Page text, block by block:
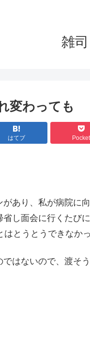
雑
変わっても
はてブ Pocket
あり、私が病院に
し面会に行くたび
とうとうできなかっ
はないので、渡そ